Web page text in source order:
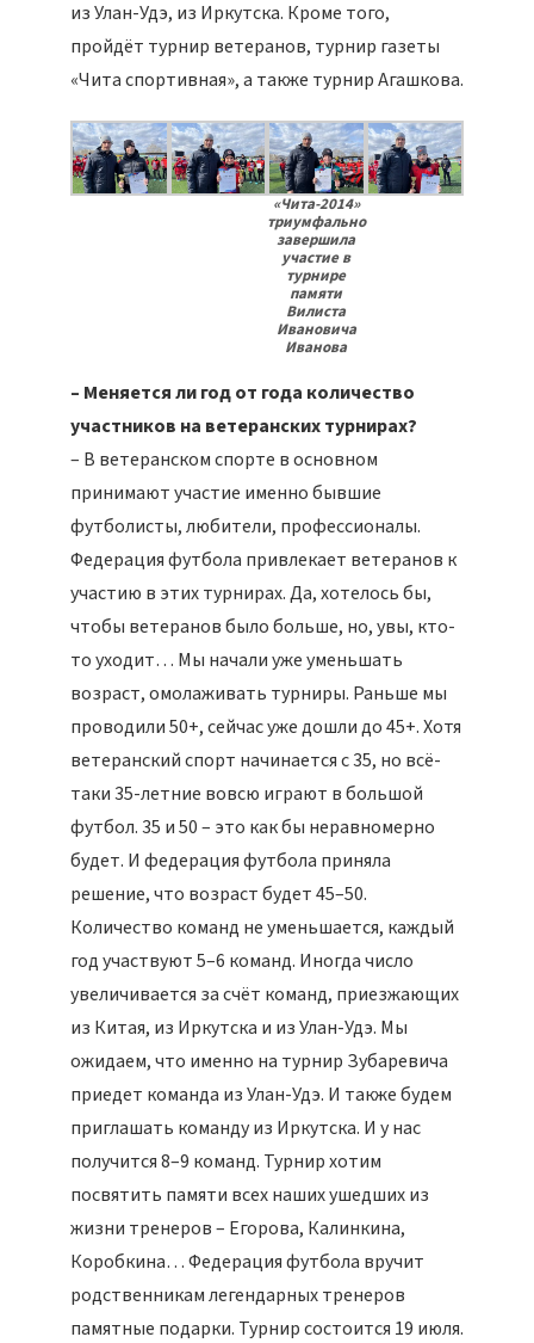
из Улан-Удэ, из Иркутска. Кроме того,
пройдёт турнир ветеранов, турнир газеты
«Чита спортивная», а также турнир Агашкова.
«Чита-2014»
триумфально
завершила
участие в
турнире
памяти
Вилиста
Ивановича
Иванова
– Меняется ли год от года количество
участников на ветеранских турнирах?
– В ветеранском спорте в основном
принимают участие именно бывшие
футболисты, любители, профессионалы.
Федерация футбола привлекает ветеранов к
участию в этих турнирах. Да, хотелось бы,
чтобы ветеранов было больше, но, увы, кто-
то уходит… Мы начали уже уменьшать
возраст, омолаживать турниры. Раньше мы
проводили 50+, сейчас уже дошли до 45+. Хотя
ветеранский спорт начинается с 35, но всё-
таки 35-летние вовсю играют в большой
футбол. 35 и 50 – это как бы неравномерно
будет. И федерация футбола приняла
решение, что возраст будет 45–50.
Количество команд не уменьшается, каждый
год участвуют 5–6 команд. Иногда число
увеличивается за счёт команд, приезжающих
из Китая, из Иркутска и из Улан-Удэ. Мы
ожидаем, что именно на турнир Зубаревича
приедет команда из Улан-Удэ. И также будем
приглашать команду из Иркутска. И у нас
получится 8–9 команд. Турнир хотим
посвятить памяти всех наших ушедших из
жизни тренеров – Егорова, Калинкина,
Коробкина… Федерация футбола вручит
родственникам легендарных тренеров
памятные подарки. Турнир состоится 19 июля.